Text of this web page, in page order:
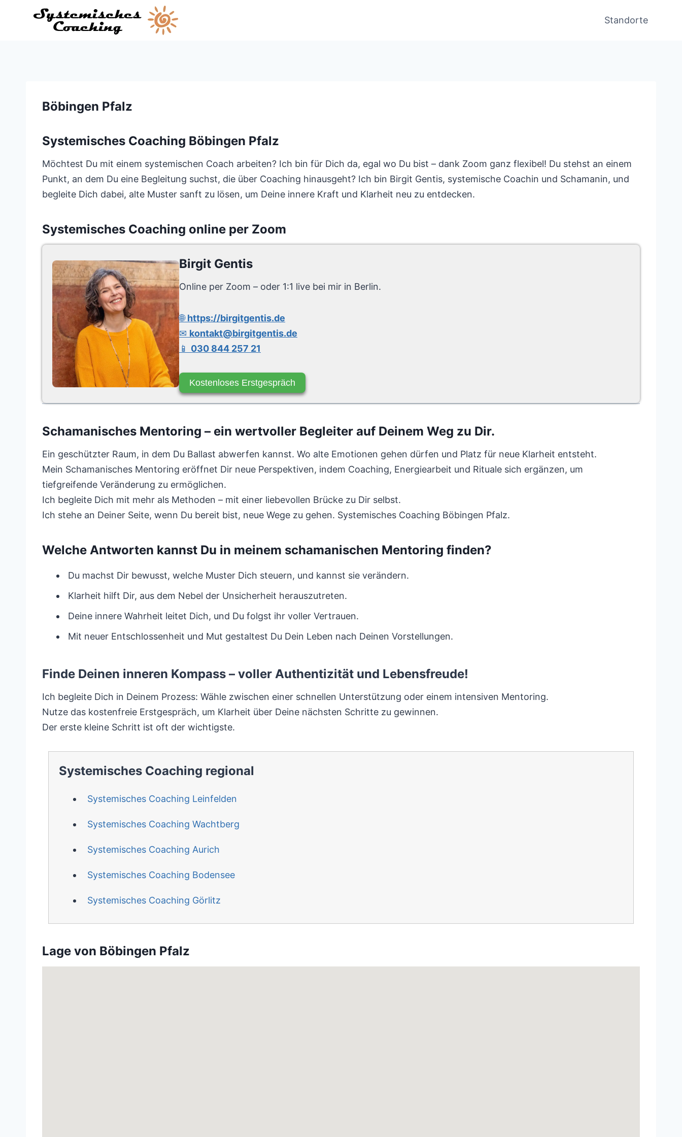
Standorte
Böbingen Pfalz
Systemisches Coaching Böbingen Pfalz
Möchtest Du mit einem systemischen Coach arbeiten? Ich bin für Dich da, egal wo Du bist – dank Zoom ganz flexibel! Du stehst an einem
Punkt, an dem Du eine Begleitung suchst, die über Coaching hinausgeht? Ich bin Birgit Gentis, systemische Coachin und Schamanin, und
begleite Dich dabei, alte Muster sanft zu lösen, um Deine innere Kraft und Klarheit neu zu entdecken.
Systemisches Coaching online per Zoom
Birgit Gentis
Online per Zoom – oder 1:1 live bei mir in Berlin.
🌐https://birgitgentis.de
✉ kontakt@birgitgentis.de
📱 030 844 257 21
Kostenloses Erstgespräch
Schamanisches Mentoring – ein wertvoller Begleiter auf Deinem Weg zu Dir.
Ein geschützter Raum, in dem Du Ballast abwerfen kannst. Wo alte Emotionen gehen dürfen und Platz für neue Klarheit entsteht.
Mein Schamanisches Mentoring eröffnet Dir neue Perspektiven, indem Coaching, Energiearbeit und Rituale sich ergänzen, um
tiefgreifende Veränderung zu ermöglichen.
Ich begleite Dich mit mehr als Methoden – mit einer liebevollen Brücke zu Dir selbst.
Ich stehe an Deiner Seite, wenn Du bereit bist, neue Wege zu gehen. Systemisches Coaching Böbingen Pfalz.
Welche Antworten kannst Du in meinem schamanischen Mentoring finden?
Du machst Dir bewusst, welche Muster Dich steuern, und kannst sie verändern.
Klarheit hilft Dir, aus dem Nebel der Unsicherheit herauszutreten.
Deine innere Wahrheit leitet Dich, und Du folgst ihr voller Vertrauen.
Mit neuer Entschlossenheit und Mut gestaltest Du Dein Leben nach Deinen Vorstellungen.
Finde Deinen inneren Kompass – voller Authentizität und Lebensfreude!
Ich begleite Dich in Deinem Prozess: Wähle zwischen einer schnellen Unterstützung oder einem intensiven Mentoring.
Nutze das kostenfreie Erstgespräch, um Klarheit über Deine nächsten Schritte zu gewinnen.
Der erste kleine Schritt ist oft der wichtigste.
Systemisches Coaching regional
Systemisches Coaching Leinfelden
Systemisches Coaching Wachtberg
Systemisches Coaching Aurich
Systemisches Coaching Bodensee
Systemisches Coaching Görlitz
Lage von Böbingen Pfalz